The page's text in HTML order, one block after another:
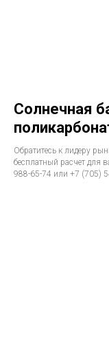
Солнечная
Обратитесь к лидеру
бесплатный расчет для
988-65-74 или +7 (705)